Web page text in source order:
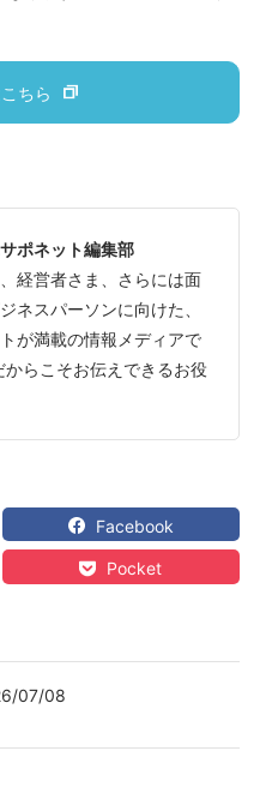
ちら
ポネット編集部
経営者さま、さらには面
ネスパーソンに向けた、
が満載の情報メディアで
らこそお伝えできるお役
Facebook
Pocket
07/08